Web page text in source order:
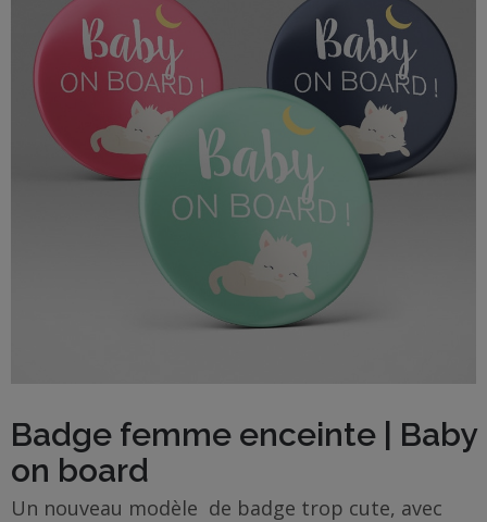
Badge femme enceinte | Baby
on board
Un nouveau modèle de badge trop cute, avec
Naissances
OBJETS
BOUTIQUE
Objets
Maîtresses
/ Nounou /
Crèche